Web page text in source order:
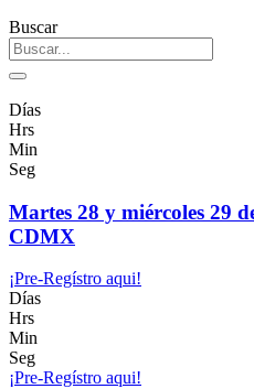
Buscar
Días
Hrs
Min
Seg
Martes 28 y miércoles 29
CDMX
¡Pre-Regístro aqui!
Días
Hrs
Min
Seg
¡Pre-Regístro aqui!